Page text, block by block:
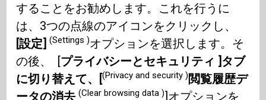
することをお勧めします。これを行うに
は、3つの点線のアイコンをクリックし、
[設定](Settings )オプションを選択します。そ
の後、 [プライバシーとセキュリティ ]タブ
に切り替えて、[(Privacy and security )閲覧履歴デ
ータの消去(Clear browsing data )]オプションを